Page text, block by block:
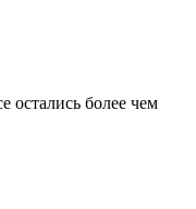
остались более чем